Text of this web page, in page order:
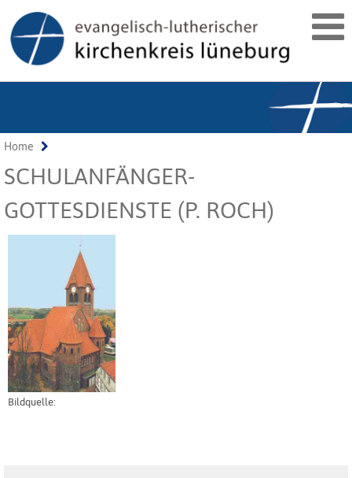
Home
SCHULANFÄNGER-
GOTTESDIENSTE (P. ROCH)
Bildquelle: